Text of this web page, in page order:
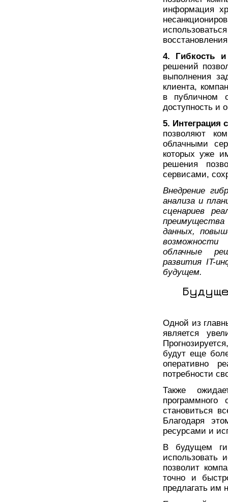
информация
4. Гибкость и
решений
выполнения
клиента,
в публичном
доступность и
5. Интеграция
позволяют
облачными
которых уже
решения
сервисами,
Внедрение
анализа и
сценариев
преимущества
данных,
возможности
облачные
развития IT-
будущем.
Одной из
является
будут еще
оперативно
потребности
Также
становиться
Благодаря
ресурсами и
В будущем
использовать
позволит
точно и
предлагать им